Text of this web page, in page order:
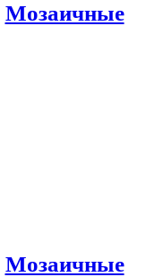
Мозаичные
Мозаичные